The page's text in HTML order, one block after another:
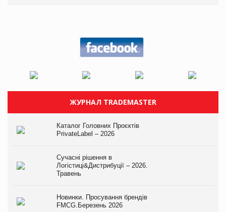
ЖУРНАЛ TRADEMASTER
Каталог Головних Проєктів
PrivateLabel – 2026
Сучасні рішення в
Логістиці&Дистрибуції – 2026.
Травень
Новинки. Просування брендів
FMCG.Березень 2026